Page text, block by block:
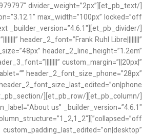
divider_weight=”2px”
_builder_version=”4.6.1″
header_2_font=”Frank Ruhl Libre||||||||”
header_2_line_height=”1.2em”
custom_margin=”||20px|”
header_2_font_size_phone=”28px”
us” _builder_version=”4.6.1″
column_structure=”1_2,1_2″
custom_padding_last_edited=”on|desktop”